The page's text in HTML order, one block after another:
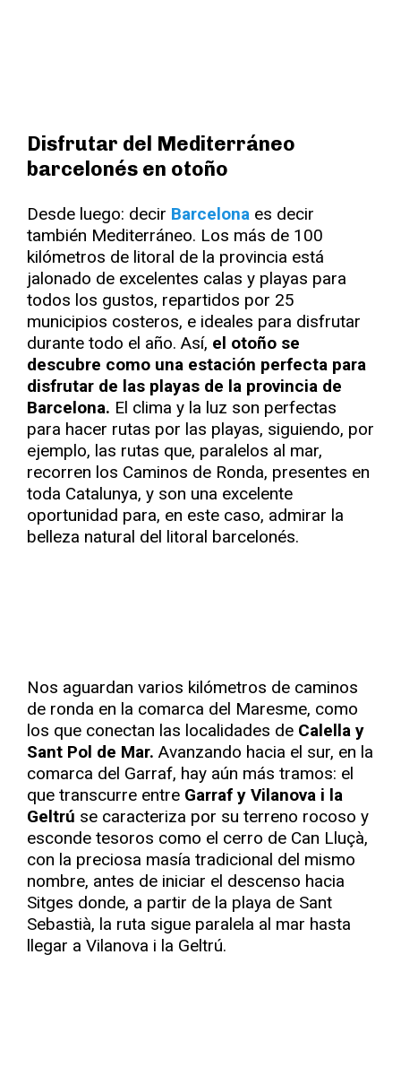
Disfrutar del Mediterráneo
barcelonés en otoño
Desde luego: decir Barcelona es decir
también Mediterráneo. Los más de 100
kilómetros de litoral de la provincia está
jalonado de excelentes calas y playas para
todos los gustos, repartidos por 25
municipios costeros, e ideales para disfrutar
durante todo el año. Así, el otoño se
descubre como una estación perfecta para
disfrutar de las playas de la provincia de
Barcelona. El clima y la luz son perfectas
para hacer rutas por las playas, siguiendo, por
ejemplo, las rutas que, paralelos al mar,
recorren los Caminos de Ronda, presentes en
toda Catalunya, y son una excelente
oportunidad para, en este caso, admirar la
belleza natural del litoral barcelonés.
Nos aguardan varios kilómetros de caminos
de ronda en la comarca del Maresme, como
los que conectan las localidades de Calella y
Sant Pol de Mar. Avanzando hacia el sur, en la
comarca del Garraf, hay aún más tramos: el
que transcurre entre Garraf y Vilanova i la
Geltrú se caracteriza por su terreno rocoso y
esconde tesoros como el cerro de Can Lluçà,
con la preciosa masía tradicional del mismo
nombre, antes de iniciar el descenso hacia
Sitges donde, a partir de la playa de Sant
Sebastià, la ruta sigue paralela al mar hasta
llegar a Vilanova i la Geltrú.